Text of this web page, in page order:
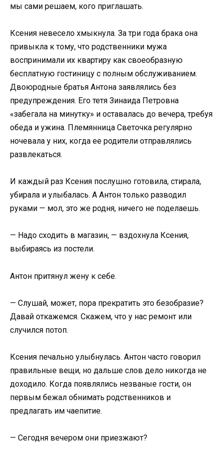
мы сами решаем, кого приглашать.
Ксения невесело хмыкнула. За три года брака она
привыкла к тому, что родственники мужа
воспринимали их квартиру как своеобразную
бесплатную гостиницу с полным обслуживанием.
Двоюродные братья Антона заявлялись без
предупреждения. Его тетя Зинаида Петровна
«забегала на минутку» и оставалась до вечера, требуя
обеда и ужина. Племянница Светочка регулярно
ночевала у них, когда ее родители отправлялись
развлекаться.
И каждый раз Ксения послушно готовила, стирала,
убирала и улыбалась. А Антон только разводил
руками — мол, это же родня, ничего не поделаешь.
— Надо сходить в магазин, — вздохнула Ксения,
выбираясь из постели.
Антон притянул жену к себе.
— Слушай, может, пора прекратить это безобразие?
Давай откажемся. Скажем, что у нас ремонт или
случился потоп.
Ксения печально улыбнулась. Антон часто говорил
правильные вещи, но дальше слов дело никогда не
доходило. Когда появлялись незваные гости, он
первым бежал обнимать родственников и
предлагать им чаепитие.
— Сегодня вечером они приезжают?